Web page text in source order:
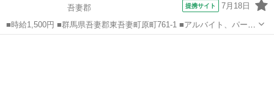
吾妻郡
提携サイト 7月18日
■時給1,500円 ■群馬県吾妻郡東吾妻町原町761-1 ■アルバイト、パート
■履歴書不要、未経験歓迎、大学生歓迎、主婦・主夫歓迎、フリーター